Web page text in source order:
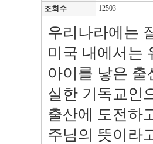
조회수 12503
우리나라에는
미국 내에서는
아이를 낳은
실한 기독교인
출산에 도전하
주님의 뜻이라